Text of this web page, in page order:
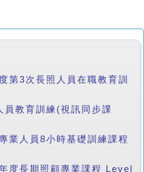
第3次長照人員在職教育訓
教育訓練(視訊同步課
業人員8小時基礎訓練課程
度長期照顧專業課程 Level